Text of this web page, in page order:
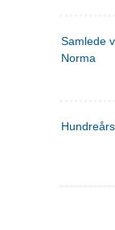
Samlede
Norma